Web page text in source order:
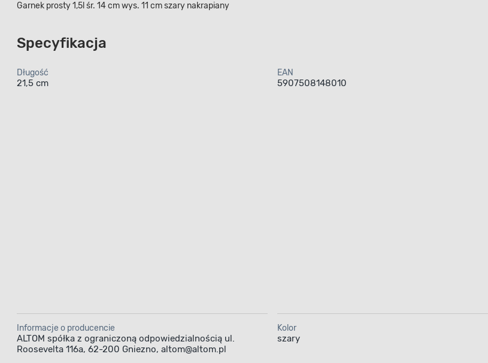
Garnek prosty 1,5l śr. 14 cm wys. 11 cm szary nakrapiany
Specyfikacja
Długość
21,5 cm
EAN
5907508148010
Informacje o producencie
ALTOM spółka z ograniczoną odpowiedzialnością ul.
Roosevelta 116a, 62-200 Gniezno, altom@altom.pl
Kolor
szary